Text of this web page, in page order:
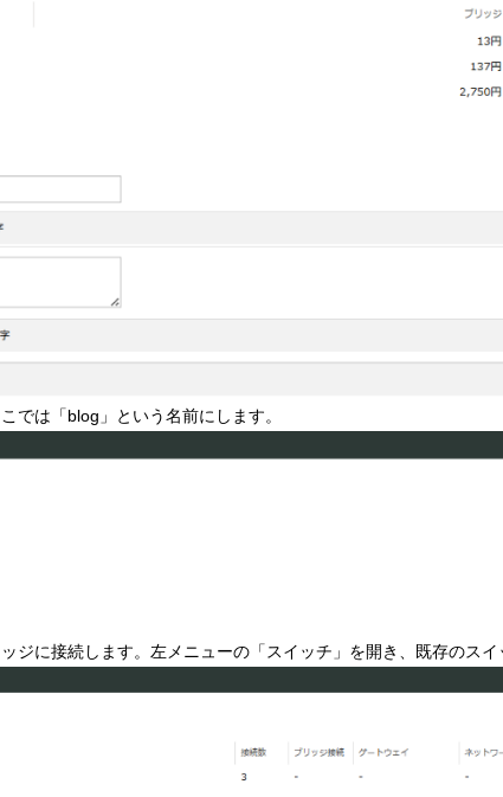
では「blog」という名前にします。
ジに接続します。左メニューの「スイッチ」を開き、既存のスイ